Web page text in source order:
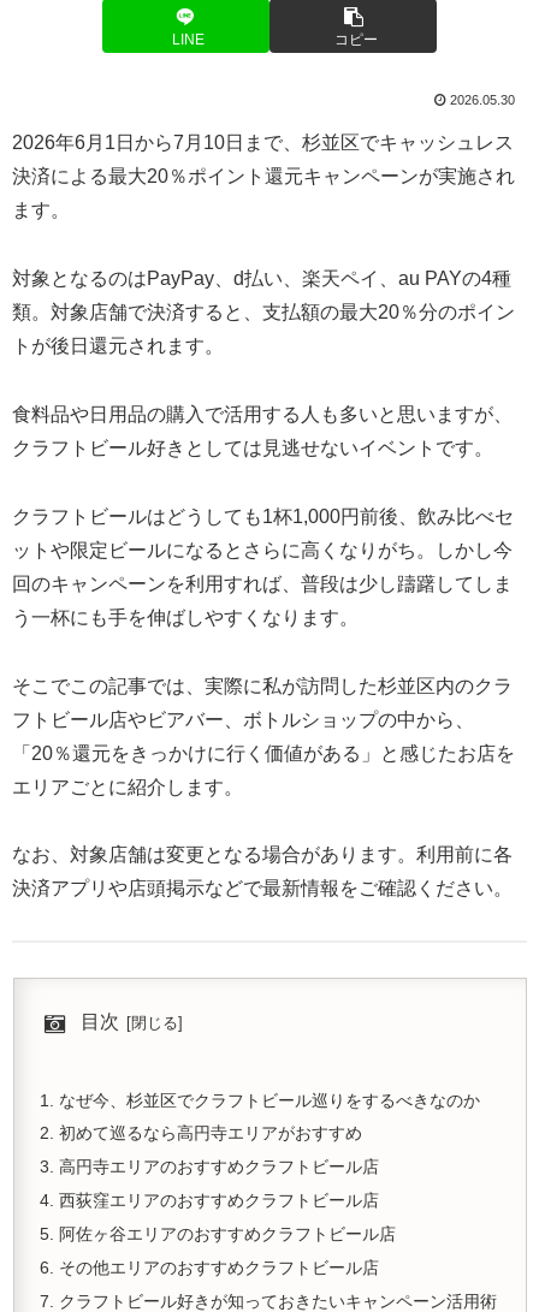
LINE コピー
2026.05.30
2026年6月1日から7月10日まで、杉並区でキャッシュレス
決済による最大20％ポイント還元キャンペーンが実施され
ます。
対象となるのはPayPay、d払い、楽天ペイ、au PAYの4種
類。対象店舗で決済すると、支払額の最大20％分のポイン
トが後日還元されます。
食料品や日用品の購入で活用する人も多いと思いますが、
クラフトビール好きとしては見逃せないイベントです。
クラフトビールはどうしても1杯1,000円前後、飲み比べセ
ットや限定ビールになるとさらに高くなりがち。しかし今
回のキャンペーンを利用すれば、普段は少し躊躇してしま
う一杯にも手を伸ばしやすくなります。
そこでこの記事では、実際に私が訪問した杉並区内のクラ
フトビール店やビアバー、ボトルショップの中から、
「20％還元をきっかけに行く価値がある」と感じたお店を
エリアごとに紹介します。
なお、対象店舗は変更となる場合があります。利用前に各
決済アプリや店頭掲示などで最新情報をご確認ください。
目次
なぜ今、杉並区でクラフトビール巡りをするべきなのか
初めて巡るなら高円寺エリアがおすすめ
高円寺エリアのおすすめクラフトビール店
西荻窪エリアのおすすめクラフトビール店
阿佐ヶ谷エリアのおすすめクラフトビール店
その他エリアのおすすめクラフトビール店
クラフトビール好きが知っておきたいキャンペーン活用術